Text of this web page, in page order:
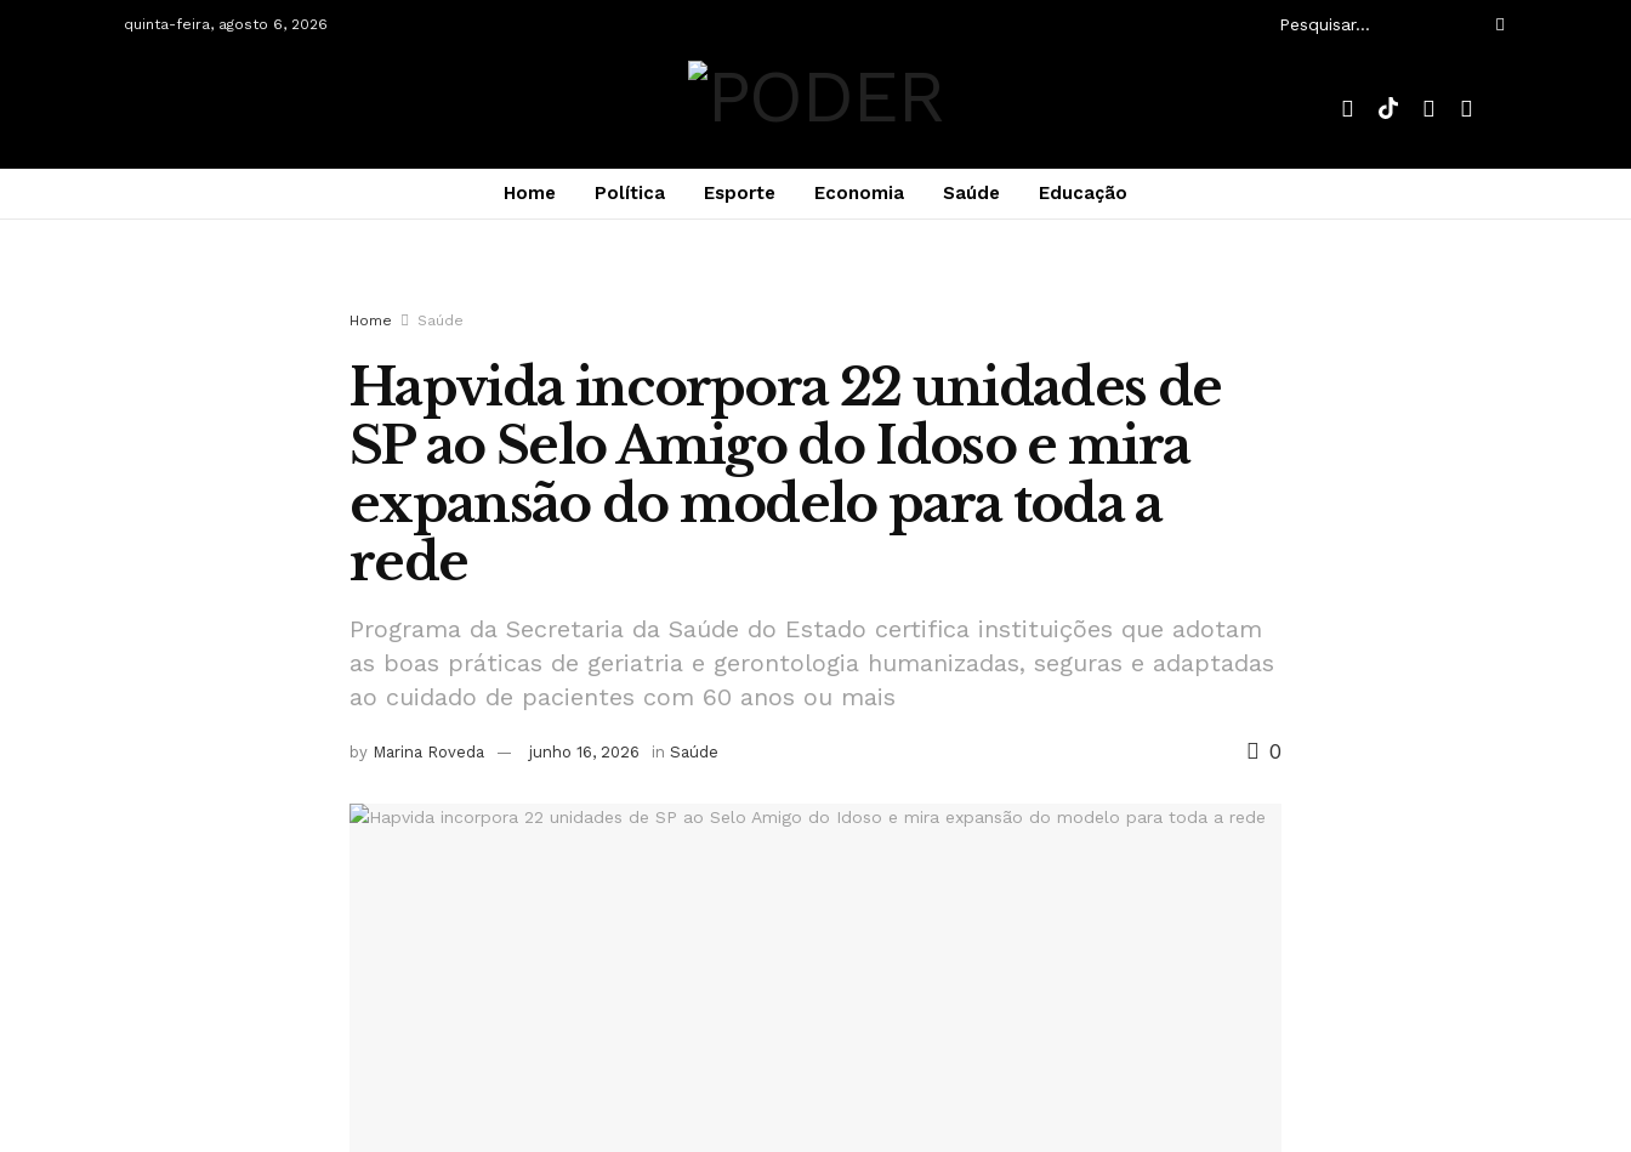
quinta-feira, agosto 6, 2026
Home Política Esporte Economia Saúde Educação
Home Saúde
Hapvida incorpora 22 unidades de
SP ao Selo Amigo do Idoso e mira
expansão do modelo para toda a
rede
Programa da Secretaria da Saúde do Estado certifica instituições que adotam
as boas práticas de geriatria e gerontologia humanizadas, seguras e adaptadas
ao cuidado de pacientes com 60 anos ou mais
by Marina Roveda junho 16, 2026 in Saúde 0